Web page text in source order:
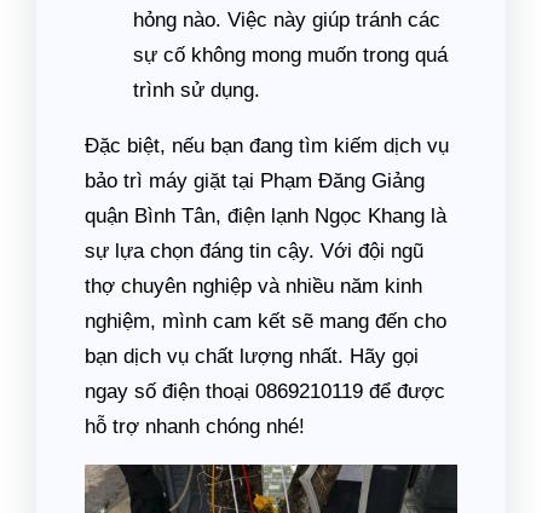
hỏng nào. Việc này giúp tránh các
sự cố không mong muốn trong quá
trình sử dụng.
Đặc biệt, nếu bạn đang tìm kiếm dịch vụ
bảo trì máy giặt tại Phạm Đăng Giảng
quận Bình Tân, điện lạnh Ngọc Khang là
sự lựa chọn đáng tin cậy. Với đội ngũ
thợ chuyên nghiệp và nhiều năm kinh
nghiệm, mình cam kết sẽ mang đến cho
bạn dịch vụ chất lượng nhất. Hãy gọi
ngay số điện thoại 0869210119 để được
hỗ trợ nhanh chóng nhé!